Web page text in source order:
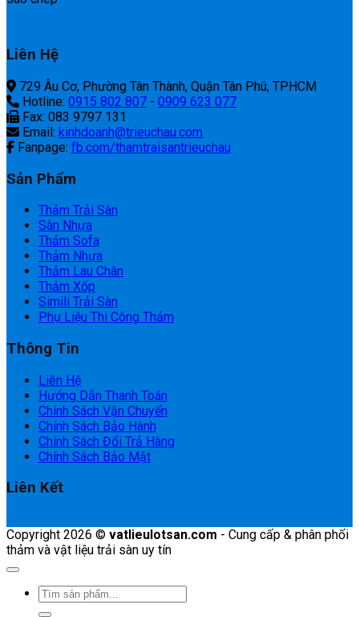
Liên Hệ
729 Âu Cơ, Phường Tân Thành, Quận Tân Phú, TPHCM
Hotline: 0915 802 807 - 0909 623 077
Fax: 083 9797 131
Email: kinhdoanh@trieuchau.com
Fanpage: fb.com/thamtraisantrieuchau
Sản Phẩm
Thảm Trải Sàn
Sàn Nhựa
Thảm Sofa
Thảm Nhựa
Thảm Lau Chân
Thảm Xốp
Simili Trải Sàn
Phụ Liệu Thi Công Thảm
Thông Tin
Liên Hệ
Hướng Dẫn Thanh Toán
Chính Sách Vận Chuyển
Chính Sách Bảo Hành
Chính Sách Đổi Trả Hàng
Chính Sách Bảo Mật
Liên Kết
Copyright 2026 © vatlieulotsan.com - Cung cấp & phân phối
thảm và vật liệu trải sàn uy tín
Tìm
kiếm: